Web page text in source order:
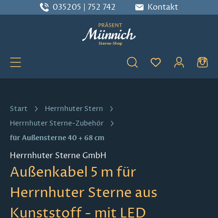
Zum Hauptinhalt springen
035205 | 752 742 Kontakt
Du hast 0
Start
Herrnhuter Stern
Herrnhuter Sterne-Zubehör
für Außensterne 40 + 68 cm
Herrnhuter Sterne GmbH
Außenkabel 5 m für
Herrnhuter Sterne aus
Kunststoff - mit LED